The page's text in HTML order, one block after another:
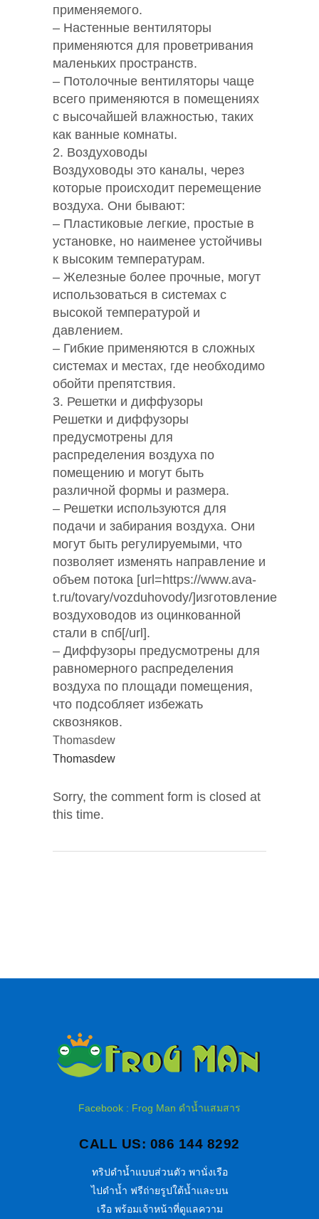
применяемого.
– Настенные вентиляторы
применяются для проветривания
маленьких пространств.
– Потолочные вентиляторы чаще
всего применяются в помещениях
с высочайшей влажностью, таких
как ванные комнаты.
2. Воздуховоды
Воздуховоды это каналы, через
которые происходит перемещение
воздуха. Они бывают:
– Пластиковые легкие, простые в
установке, но наименее устойчивы
к высоким температурам.
– Железные более прочные, могут
использоваться в системах с
высокой температурой и
давлением.
– Гибкие применяются в сложных
системах и местах, где необходимо
обойти препятствия.
3. Решетки и диффузоры
Решетки и диффузоры
предусмотрены для
распределения воздуха по
помещению и могут быть
различной формы и размера.
– Решетки используются для
подачи и забирания воздуха. Они
могут быть регулируемыми, что
позволяет изменять направление и
объем потока [url=https://www.ava-
t.ru/tovary/vozduhovody/]изготовление
воздуховодов из оцинкованной
стали в спб[/url].
– Диффузоры предусмотрены для
равномерного распределения
воздуха по площади помещения,
что подсобляет избежать
сквозняков.
Thomasdew
Thomasdew
Sorry, the comment form is closed at
this time.
Facebook : Frog Man ดำน้ำแสมสาร
CALL US: 086 144 8292
ทริปดำน้ำแบบส่วนตัว พานั่งเรือ
ไปดำน้ำ ฟรีถ่ายรูปใต้น้ำและบน
เรือ พร้อมเจ้าหน้าที่ดูแลความ